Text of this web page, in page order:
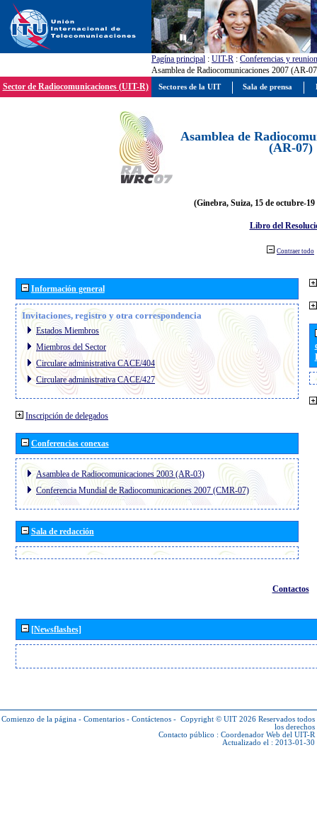
Pagína principal : UIT-R : Conferencias y
Asamblea de Radiocomunicaciones 2007 (AR-
Sector de Radiocomunicaciones (UIT-R)
Asamblea de
(AR-07)
(Ginebra, Suiza, 15 de octubre-19
Libro del
Contraer todo
Información general
Invitaciones, registro y otra correspondencia
Estados Miembros
Miembros del Sector
Circulare administrativa CACE/404
Circulare administrativa CACE/427
Inscripción de delegados
Conferencias conexas
Asamblea de Radiocomunicaciones 2003 (AR-03)
Conferencia Mundial de Radiocomunicaciones 2007 (CMR-07)
Sala de redacción
Contactos
[Newsflashes]
Comienzo de la página - Comentarios - Contáctenos - Copyright © UIT 2026 Reservados todos
los derechos
Contacto público : Coordenador Web del UIT-R
Actualizado el : 2013-01-30
Sectores de la UIT Sala de prensa